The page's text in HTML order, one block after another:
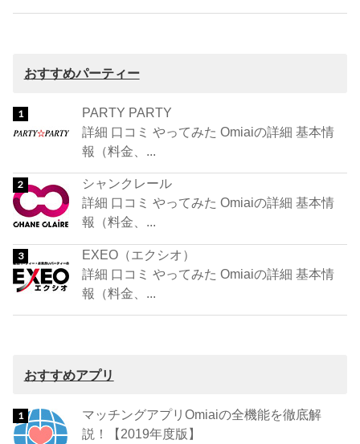
おすすめパーティー
PARTY PARTY
詳細 口コミ やってみた Omiaiの詳細 基本情
報（料金、...
シャンクレール
詳細 口コミ やってみた Omiaiの詳細 基本情
報（料金、...
EXEO（エクシオ）
詳細 口コミ やってみた Omiaiの詳細 基本情
報（料金、...
おすすめアプリ
マッチングアプリOmiaiの全機能を徹底解
説！【2019年度版】